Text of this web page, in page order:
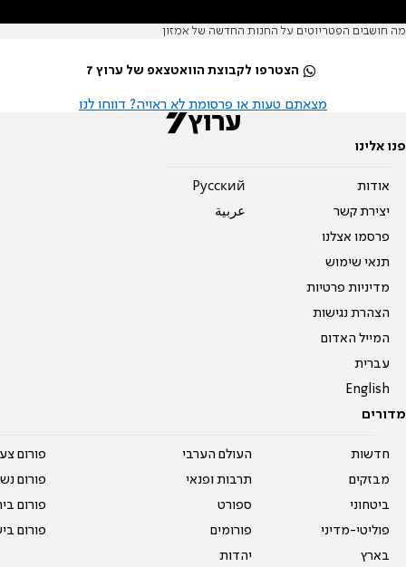
מה חושבים הפטריוטים על החנות החדשה של אמזון
הצטרפו לקבוצת הוואטצאפ של ערוץ 7
מצאתם טעות או פרסומת לא ראויה? דווחו לנו
פנו אלינו
אודות
יצירת קשר
פרסמו אצלנו
תנאי שימוש
מדיניות פרטיות
הצהרת נגישות
המייל האדום
עברית
English
Pусский
عربية
מדורים
חדשות
מבזקים
ביטחוני
פוליטי-מדיני
בארץ
העולם הערבי
תרבות ופנאי
ספורט
פורומים
יהדות
פורום
פורום
פורום
פורום